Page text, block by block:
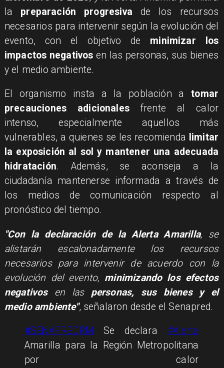
la preparación progresiva de los recursos
necesarios para intervenir según la evolución del
evento, con el objetivo de minimizar los
impactos negativos en las personas, sus bienes
y el medio ambiente.
​El organismo insta a la población atomar
precauciones adicionales frente al calor
intenso, especialmente aquellos más
vulnerables, a quienes se les recomienda limitar
la exposición al sol y mantener una adecuada
hidratación. Además, se aconseja a la
ciudadanía mantenerse informada a través de
los medios de comunicación respecto al
pronóstico del tiempo.
"Con la declaración de la Alerta Amarilla, se
alistarán escalonadamente los recursos
necesarios para intervenir de acuerdo con la
evolución del evento, minimizando los efectos
negativosen laspersonas, sus bienes y el
medio ambiente", señalaron desde el Senapred.
#SENAPREDRM Se declara #Alerta
Amarilla para la Región Metropolitana
por calor